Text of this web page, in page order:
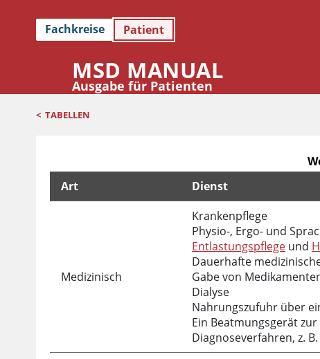
Fachkreise Patient
MSD MANUAL
Ausgabe für Patienten
< TABELLEN
Welche Dienste können zu Hause bereitgestellt
Art Dienst
Medizinisch
Krankenpflege
Physio-, Ergo- und
Entlastungspflege und
Dauerhafte
Gabe von
Dialyse
Nahrungszufuhr über
Ein Beatmungsgerät
Diagnoseverfahren, z.